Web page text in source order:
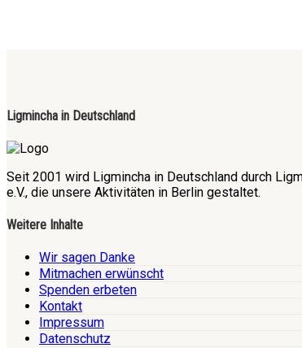
Ligmincha in Deutschland
Seit 2001 wird Ligmincha in Deutschland durch
e.V., die unsere Aktivitäten in Berlin gestaltet.
Weitere Inhalte
Wir sagen Danke
Mitmachen erwünscht
Spenden erbeten
Kontakt
Impressum
Datenschutz